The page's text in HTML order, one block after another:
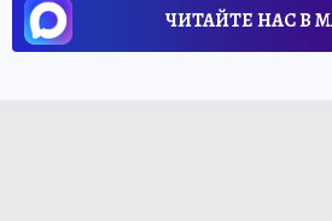
ЧИТАЙТЕ НАС В